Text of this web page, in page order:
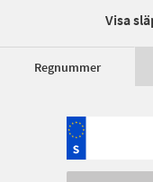
Visa
Regnummer